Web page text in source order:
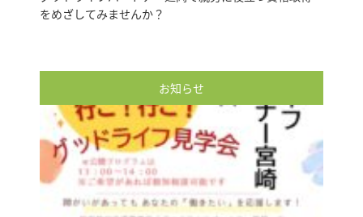
をめざしてみませんか？
お知らせ